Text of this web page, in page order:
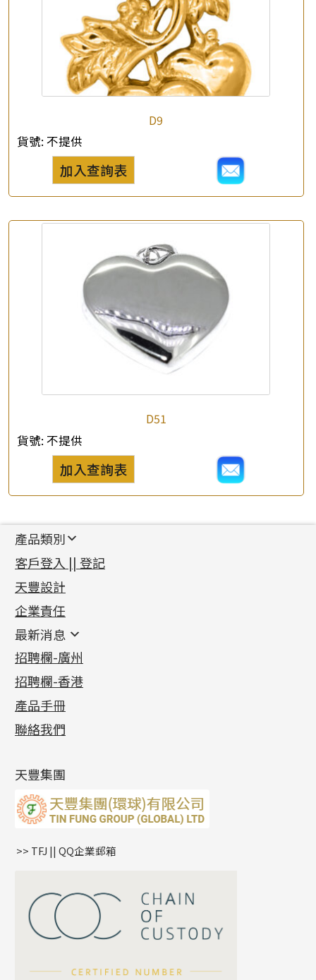
D9
貨號: 不提供
加入查詢表
D51
貨號: 不提供
加入查詢表
產品類別
新產品
足金系列
足金配件
機織鏈系列
珠仔鏈
镶口链
管狀網鏈
十字車花鏈系列
十字閃O鏈系列
十字錘打鏈系列
側身車花鏈系列
側身鏈系列
雙十字鏈系列
水波鏈系列
蛇骨鏈系列
鏈尾系列
嘴唇鏈系列
S車花鏈系列
珍珠鏈系列
坦克鏈系列
滿天星鏈系列
首飾配件
耳環類配件
卷迫系列
螺絲迫系列
梅花迫系列
平臺迫系列
綫拍系列
美拍系列
耳環扣系列
耳綫/耳鈎系列
耳環爪頭
耳環
鏈類配件
動感車花吊墜
調節珠系列
生圈扣系列
龍蝦扣系列
鴨俐制系列
字母吊墜
相盒吊墜
項鏈吊墜
生肖吊墜
星座吊墜
珠扣
其他類配件
珠盤系列
袖口鈕系列
焊片及鐳射綫
空心車花管
珠類配件
無孔光身珠
空心光身珠
無孔批花珠
鑲口類
四爪頭系列
六爪頭系列
車花片
動感車花片
鑲口戒指
鑲口手鏈系列
首飾系列
手镯系列
戒指系列
空心耳環
空心车花管首饰链
空心手鐲系列
貴金屬原料
千足金
記憶金屬系列
記憶戒指
拉簧珠珠手鏈
記憶鈦手鐲
客戶登入 || 登記
天豐設計
企業責任
最新消息
最新消息
各項證書(2)
相片集(9)
展覽會資訊
最新產品資訊
招聘欄-廣州
招聘欄-香港
產品手冊
聯絡我們
天豐集團
>> TFJ || QQ企業郵箱